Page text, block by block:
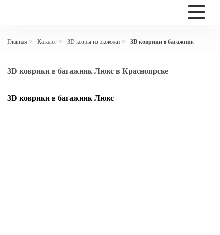
Главная > Каталог > 3D ковры из экокожи > 3D коврики в багажник
3D коврики в багажник Люкс в Красноярске
3D коврики в багажник Люкс